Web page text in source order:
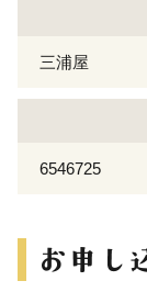
三浦屋
6546725